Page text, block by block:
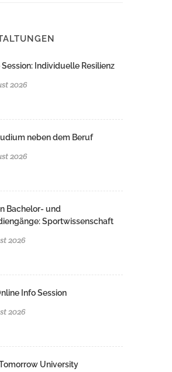
Individuelle Resilienz
2026
neben dem Beruf
2026
Bachelor- und
Sportwissenschaft
2026
Info Session
2026
University